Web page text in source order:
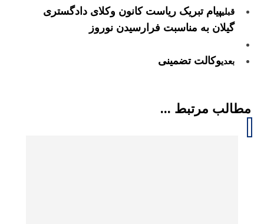
قبلیپیام تبریک ریاست کانون وکلای دادگستری
گیلان به مناسبت فرارسیدن نوروز
بعدیوکالت تضمینی
مطالب مرتبط ...